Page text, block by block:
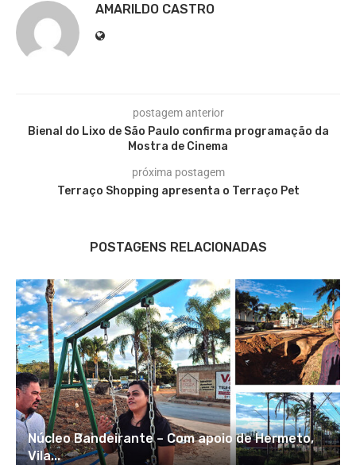
AMARILDO CASTRO
postagem anterior
Bienal do Lixo de São Paulo confirma programação da
Mostra de Cinema
próxima postagem
Terraço Shopping apresenta o Terraço Pet
POSTAGENS RELACIONADAS
Núcleo Bandeirante – Com apoio de Hermeto,
Vila...